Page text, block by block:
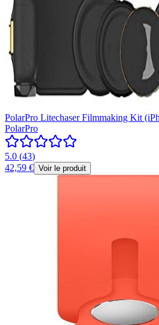
PolarPro Litechaser Filmmaking Kit
PolarPro
5.0 (43)
42,59 € Voir le produit